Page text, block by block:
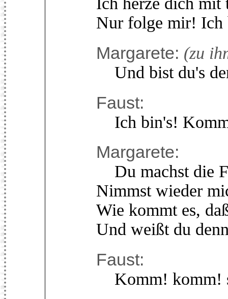
Nur folge mir! Ich
Margarete: (zu
Und bist du's
Faust:
Ich bin's!
Margarete:
Du machst die
Nimmst wieder
Wie kommt es,
Und weißt du
Faust:
Komm! komm!